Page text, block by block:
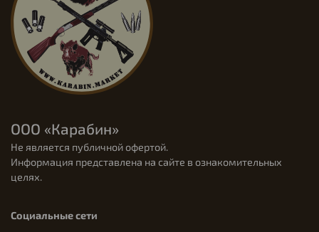
ООО «Карабин»
Не является публичной офертой.
Информация представлена на сайте в ознакомительных
целях.
Социальные сети